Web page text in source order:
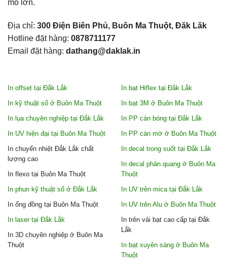
mô lớn.
Địa chỉ: 300 Điện Biên Phủ, Buôn Ma Thuột, Đăk Lăk
Hotline đặt hàng: 0878711177
Email đặt hàng: dathang@daklak.in
In offset tại Đắk Lắk
In kỹ thuật số ở Buôn Ma Thuột
In lụa chuyên nghiệp tại Đắk Lắk
In UV hiện đại tại Buôn Ma Thuột
In chuyển nhiệt Đắk Lắk chất
lượng cao
In flexo tại Buôn Ma Thuột
In phun kỹ thuật số ở Đắk Lắk
In ống đồng tại Buôn Ma Thuột
In laser tại Đắk Lắk
In 3D chuyên nghiệp ở Buôn Ma
Thuột
In bạt Hiflex tại Đắk Lắk
In bạt 3M ở Buôn Ma Thuột
In PP cán bóng tại Đắk Lắk
In PP cán mờ ở Buôn Ma Thuột
In decal trong suốt tại Đắk Lắk
In decal phản quang ở Buôn Ma
Thuột
In UV trên mica tại Đắk Lắk
In UV trên Alu ở Buôn Ma Thuột
In trên vải bạt cao cấp tại Đắk
Lắk
In bạt xuyên sáng ở Buôn Ma
Thuột